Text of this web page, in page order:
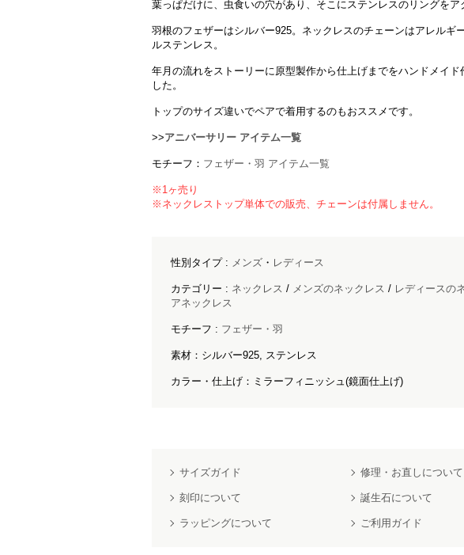
葉っぱだけに、虫食いの穴があり、そこにステンレスのリングをア
羽根のフェザーはシルバー925。ネックレスのチェーンはアレルギ
ルステンレス。
年月の流れをストーリーに原型製作から仕上げまでをハンドメイド
した。
トップのサイズ違いでペアで着用するのもおススメです。
>>アニバーサリー アイテム一覧
モチーフ： フェザー・羽 アイテム一覧
※1ヶ売り
※ネックレストップ単体での販売、チェーンは付属しません。
性別タイプ : メンズ ・ レディース
カテゴリー : ネックレス / メンズのネックレス / レディースの
アネックレス
モチーフ : フェザー・羽
素材：シルバー925, ステンレス
カラー・仕上げ：ミラーフィニッシュ(鏡面仕上げ)
サイズガイド 修理・お直しについて
刻印について 誕生石について
ラッピングについて ご利用ガイド